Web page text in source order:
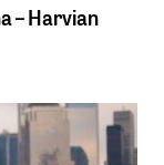
– Harvian